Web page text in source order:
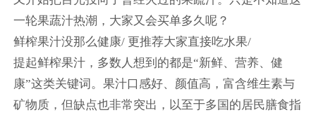
一轮果蔬汁热潮，大家又会买单多久呢？
鲜榨果汁没那么健康/ 更推荐大家直接吃水果/
提起鲜榨果汁，多数人想到的都是“新鲜、营养、健
康”这类关键词。果汁口感好、颜值高，富含维生素与
矿物质，但缺点也非常突出，以至于多国的居民膳食指